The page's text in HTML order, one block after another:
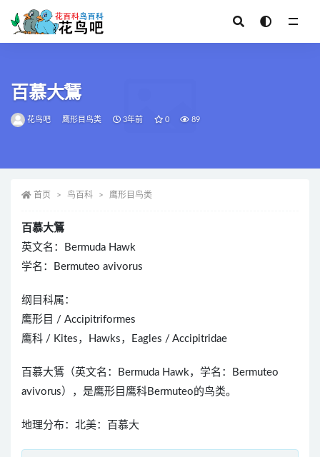
百慕大鵟
花鸟吧 鹰形目鸟类 3年前 0 89
首页 鸟百科 鹰形目鸟类
百慕大鵟
英文名：Bermuda Hawk
学名：Bermuteo avivorus
纲目科属：
鹰形目 / Accipitriformes
鹰科 / Kites，Hawks，Eagles / Accipitridae
百慕大鵟（英文名：Bermuda Hawk，学名：Bermuteo
avivorus），是鹰形目鹰科Bermuteo的鸟类。
地理分布：北美：百慕大